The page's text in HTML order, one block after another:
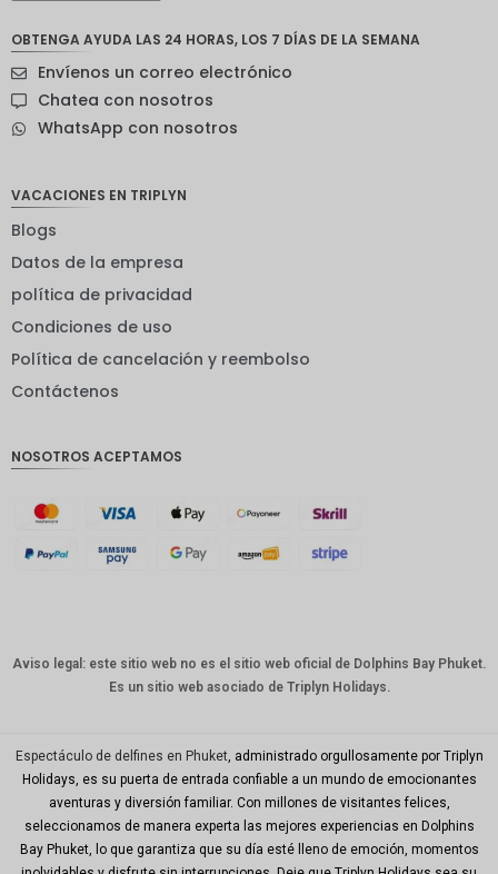
sueca
neozelan
Corona
EUR
IDR
franco
suizo
CANALL
no
Won
Año
Nuevo
Día
Mundial
del Golfo
OBTENGA AYUDA LAS 24 HORAS, LOS 7 DÍAS DE LA SEMANA
Envíenos un correo electrónico
Chatea con nosotros
WhatsApp con nosotros
VACACIONES EN TRIPLYN
Blogs
Datos de la empresa
política de privacidad
Condiciones de uso
Política de cancelación y reembolso
Contáctenos
NOSOTROS ACEPTAMOS
Aviso legal: este sitio web no es el sitio web oficial de Dolphins Bay Phuket.
Es un sitio web asociado de Triplyn Holidays.
Espectáculo de delfines en Phuket , administrado orgullosamente por Triplyn
Holidays, es su puerta de entrada confiable a un mundo de emocionantes
aventuras y diversión familiar. Con millones de visitantes felices,
seleccionamos de manera experta las mejores experiencias en Dolphins
Bay Phuket, lo que garantiza que su día esté lleno de emoción, momentos